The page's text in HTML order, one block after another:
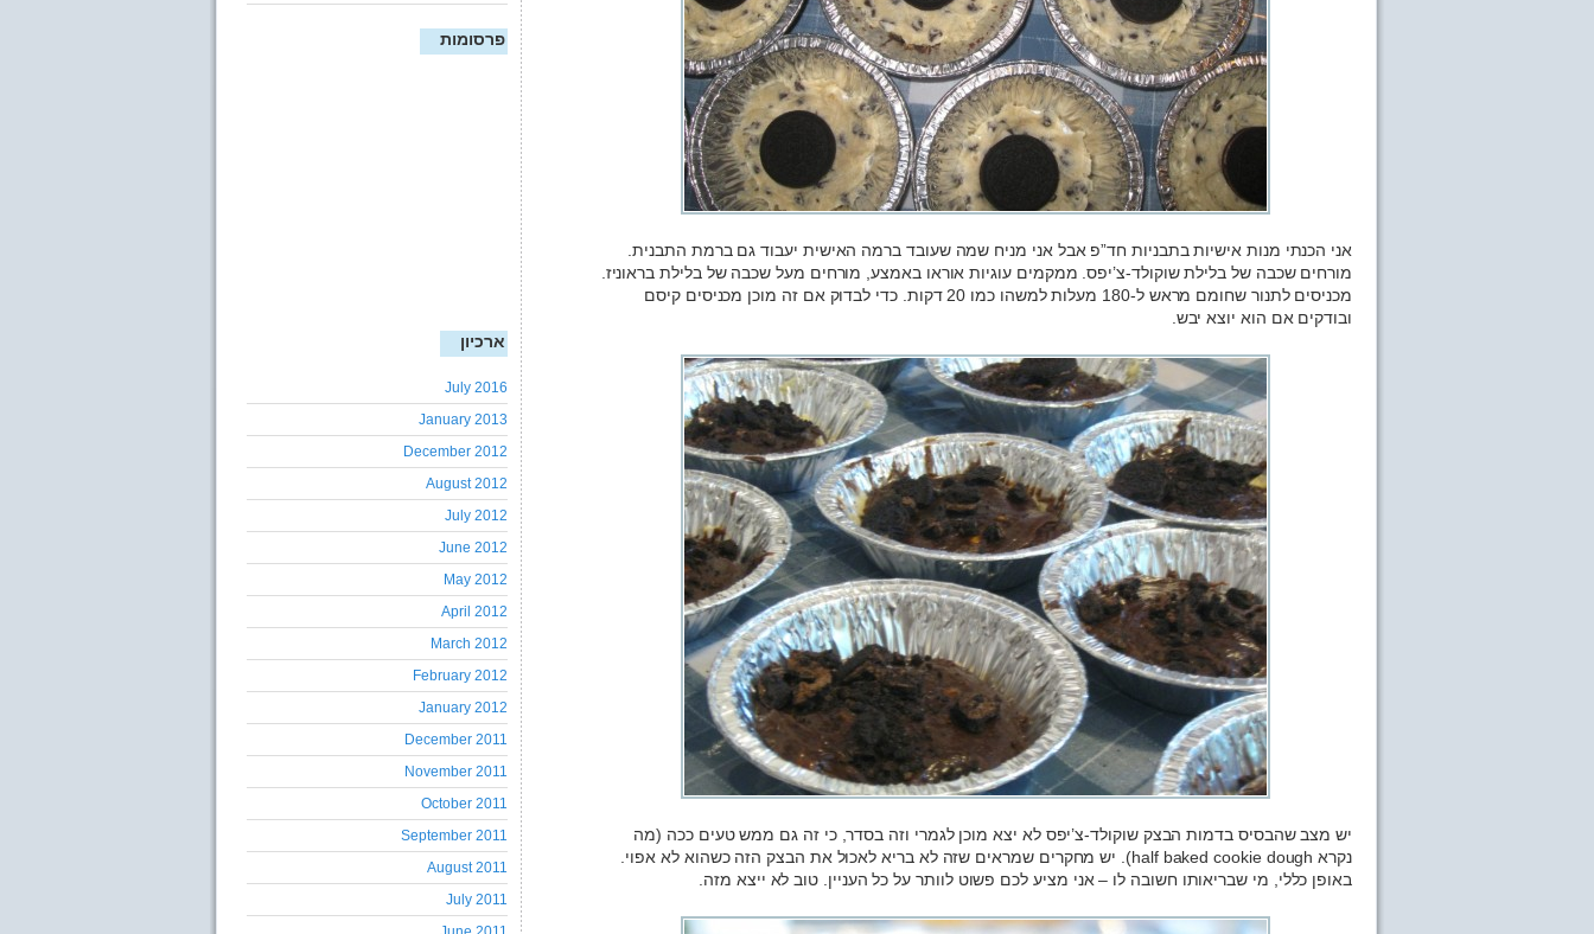
אני הכנתי מנות אישיות בתבניות חד”פ אבל אני מניח שמה שעובד ברמה האישית יעבוד גם ברמת התבנית.
מורחים שכבה של בלילת שוקולד-צ’יפס. ממקמים עוגיות אוראו באמצע, מורחים מעל שכבה של בלילת בראוניז.
מכניסים לתנור שחומם מראש ל-180 מעלות למשהו כמו 20 דקות. כדי לבדוק אם זה מוכן מכניסים קיסם
ובודקים אם הוא יוצא יבש.
יש מצב שהבסיס בדמות הבצק שוקולד-צ’יפס לא יצא מוכן לגמרי וזה בסדר, כי זה גם ממש טעים ככה (מה
נקרא half baked cookie dough). יש מחקרים שמראים שזה לא בריא לאכול את הבצק הזה כשהוא לא אפוי.
באופן כללי, מי שבריאותו חשובה לו – אני מציע לכם פשוט לוותר על כל העניין. טוב לא ייצא מזה.
פרסומות
ארכיון
July 2016
January 2013
December 2012
August 2012
July 2012
June 2012
May 2012
April 2012
March 2012
February 2012
January 2012
December 2011
November 2011
October 2011
September 2011
August 2011
July 2011